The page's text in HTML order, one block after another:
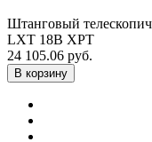
Штанговый
LXT 18В XPT
24 105.06 руб.
В корзину